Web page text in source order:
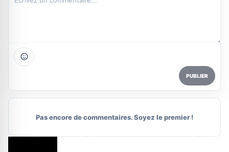
PUBLIER
Pas encore de commentaires. Soyez le premier !